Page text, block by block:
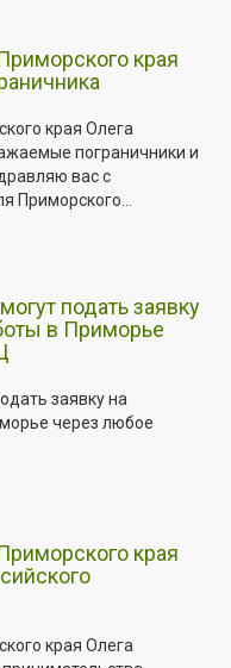
края
края Олега
пограничники и
вас с
Приморского...
подать заявку
в Приморье
заявку на
через любое
края
края Олега